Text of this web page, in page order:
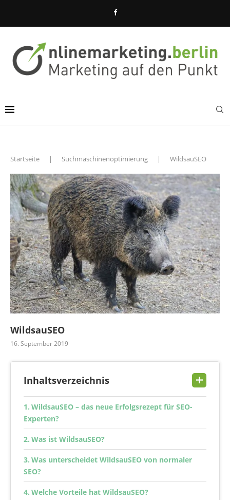
Startseite | Suchmaschinenoptimierung | WildsauSEO
WildsauSEO
16. September 2019
Inhaltsverzeichnis
WildsauSEO – das neue Erfolgsrezept für SEO-
Experten?
Was ist WildsauSEO?
Was unterscheidet WildsauSEO von normaler
SEO?
Welche Vorteile hat WildsauSEO?